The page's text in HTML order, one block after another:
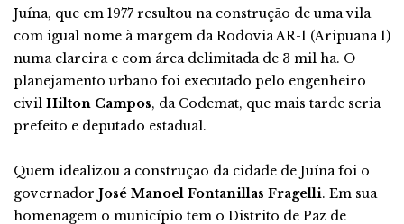
Juína, que em 1977 resultou na construção de uma vila
com igual nome à margem da Rodovia AR-1 (Aripuanã 1)
numa clareira e com área delimitada de 3 mil ha. O
planejamento urbano foi executado pelo engenheiro
civil Hilton Campos, da Codemat, que mais tarde seria
prefeito e deputado estadual.
Quem idealizou a construção da cidade de Juína foi o
governador José Manoel Fontanillas Fragelli. Em sua
homenagem o município tem o Distrito de Paz de